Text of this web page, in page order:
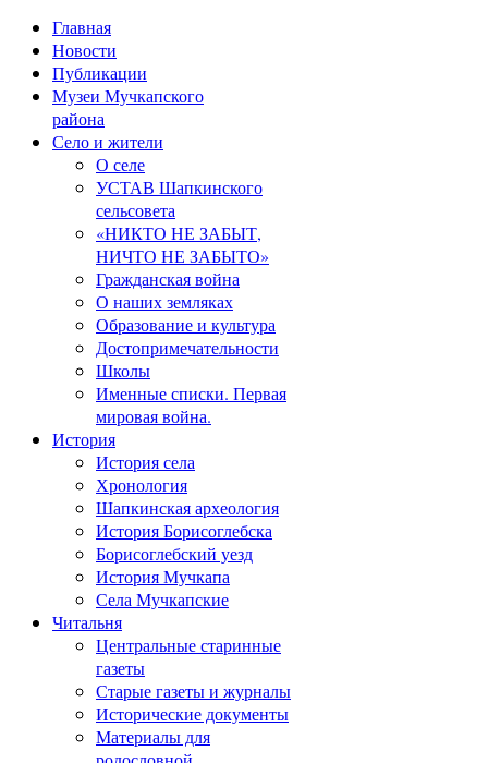
Главная
Новости
Публикации
Музеи Мучкапского
района
Село и жители
О селе
УСТАВ Шапкинского
сельсовета
«НИКТО НЕ ЗАБЫТ,
НИЧТО НЕ ЗАБЫТО»
Гражданская война
О наших земляках
Образование и культура
Достопримечательности
Школы
Именные списки. Первая
мировая война.
История
История села
Хронология
Шапкинская археология
История Борисоглебска
Борисоглебский уезд
История Мучкапа
Села Мучкапские
Читальня
Центральные старинные
газеты
Старые газеты и журналы
Исторические документы
Материалы для